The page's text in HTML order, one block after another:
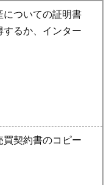
についての証明書
するか、インター
契約書のコピー